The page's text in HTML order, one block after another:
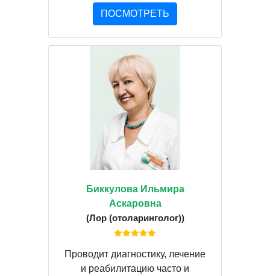
ПОСМОТРЕТЬ
Биккулова Ильмира
Аскаровна
(Лор (отоларинголог))
Проводит диагностику, лечение
и реабилитацию часто и